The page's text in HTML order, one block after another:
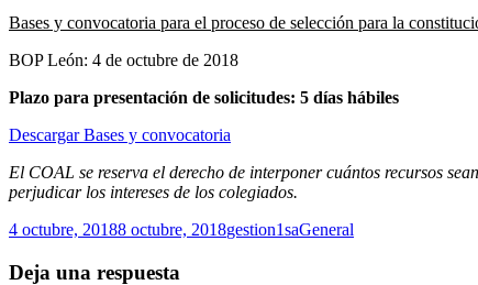
Bases y convocatoria para el proceso de selección para la
BOP León: 4 de octubre de 2018
Plazo para presentación de solicitudes: 5 días hábiles
Descargar Bases y convocatoria
El COAL se reserva el derecho de interponer cuántos recursos
perjudicar los intereses de los colegiados.
Publicado
4 octubre, 20188 octubre, 2018Autor
gestion1saCategorías
General
Deja una respuesta